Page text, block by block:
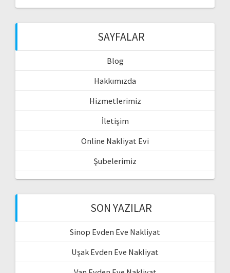
SAYFALAR
Blog
Hakkımızda
Hizmetlerimiz
İletişim
Online Nakliyat Evi
Şubelerimiz
SON YAZILAR
Sinop Evden Eve Nakliyat
Uşak Evden Eve Nakliyat